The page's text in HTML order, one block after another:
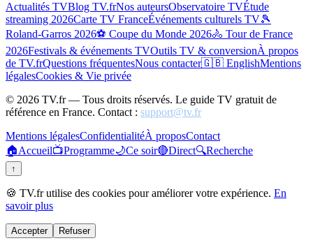
Actualités TVBlog TV.frNos auteursObservatoire TVÉtude
streaming 2026Carte TV FranceÉvénements culturels TV🎾
Roland-Garros 2026⚽ Coupe du Monde 2026🚴 Tour de France
2026Festivals & événements TVOutils TV & conversionÀ propos
de TV.frQuestions fréquentesNous contacter🇬🇧 EnglishMentions
légalesCookies & Vie privée
© 2026 TV.fr — Tous droits réservés. Le guide TV gratuit de
référence en France. Contact : support@tv.fr
Mentions légalesConfidentialitéÀ proposContact
🏠Accueil📺Programme🌙Ce soir🔴Direct🔍Recherche
↑
🍪 TV.fr utilise des cookies pour améliorer votre expérience. En
savoir plus
Accepter Refuser